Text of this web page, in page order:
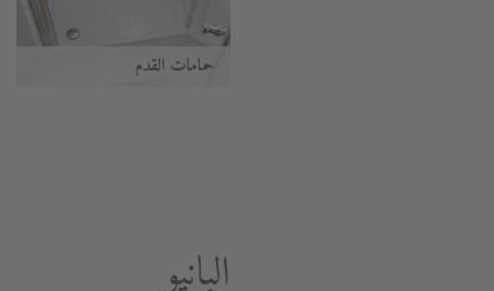
حمامات القدم
البانيو